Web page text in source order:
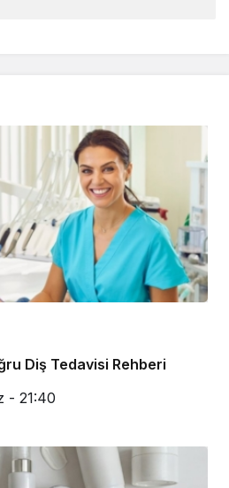
Diş Tedavisi Rehberi
- 21:40